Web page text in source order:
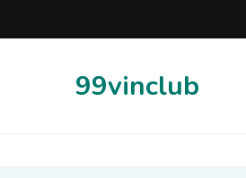
99vinclub